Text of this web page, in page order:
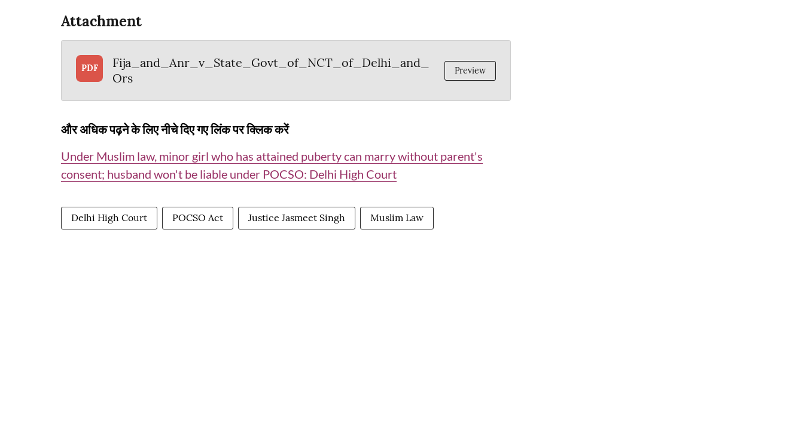
Attachment
PDF
Fija_and_Anr_v_State_Govt_of_NCT_of_Delhi_and_
Ors
Preview
और अधिक पढ़ने के लिए नीचे दिए गए लिंक पर क्लिक करें
Under Muslim law, minor girl who has attained puberty can marry without parent's
consent; husband won't be liable under POCSO: Delhi High Court
Delhi High Court POCSO Act Justice Jasmeet Singh Muslim Law